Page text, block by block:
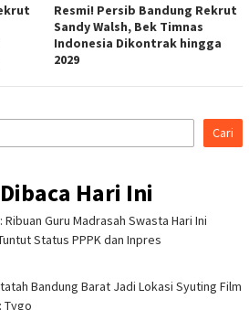
Resmi! Persib Bandung Rekrut
Sandy Walsh, Bek Timnas
Indonesia Dikontrak hingga
2029
Cari
Hari Ini
Ribuan Guru Madrasah Swasta Hari Ini
Status PPPK dan Inpres
Bandung Barat Jadi Lokasi Syuting Film
Tygo